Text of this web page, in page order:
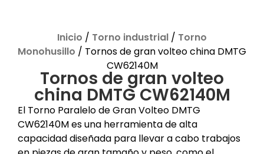
Inicio / Torno industrial / Torno
Monohusillo / Tornos de gran volteo china DMTG
CW62140M
Tornos de gran volteo
china DMTG CW62140M
El Torno Paralelo de Gran Volteo DMTG
CW62140M es una herramienta de alta
capacidad diseñada para llevar a cabo trabajos